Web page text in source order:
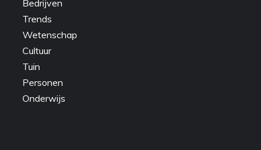
Bedrijven
Trends
Wetenschap
Cultuur
Tuin
Personen
Onderwijs